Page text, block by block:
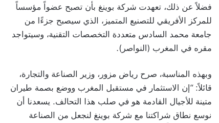
فضلاً عن ذلك، تعهدت شركة بوينغ بأن تصبح عضواً مؤسساً
للمركز الأفريقي للتصنيع المتميز، الذي سيصبح جزءًا من
جامعة محمد السادس متعددة التخصصات التقنية، وسيتواجد
مقره في المغرب (النواصر).
وبهذه المناسبة، صرح رياض مزور، وزير الصناعة والتجارة،
قائلاً: “إن الاستثمار في مستقبل المغرب ووضع بصمة طيران
متينة للأجيال القادمة هو في صلب هذا التحالف. يسعدنا أن
نوسع نطاق شراكتنا مع شركة بوينغ لنجعل من الصناعة